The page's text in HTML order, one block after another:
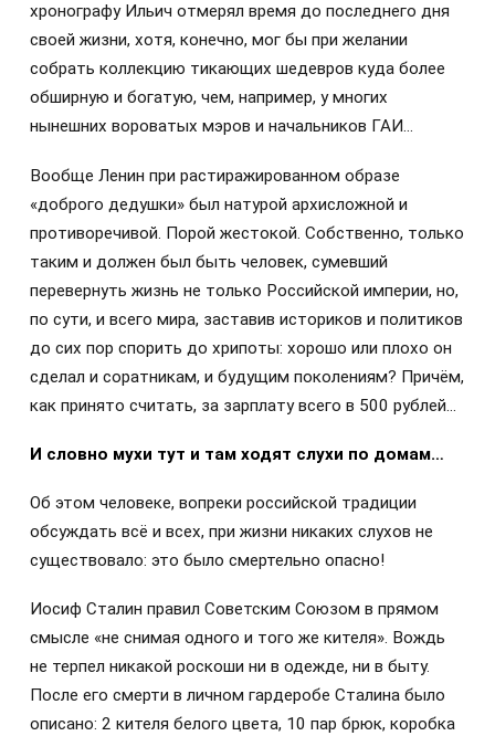
хронографу Ильич отмерял время до последнего дня
своей жизни, хотя, конечно, мог бы при желании
собрать коллекцию тикающих шедевров куда более
обширную и богатую, чем, например, у многих
нынешних вороватых мэров и начальников ГАИ…
Вообще Ленин при растиражированном образе
«доброго дедушки» был натурой архисложной и
противоречивой. Порой жестокой. Собственно, только
таким и должен был быть человек, сумевший
перевернуть жизнь не только Российской империи, но,
по сути, и всего мира, заставив историков и политиков
до сих пор спорить до хрипоты: хорошо или плохо он
сделал и соратникам, и будущим поколениям? Причём,
как принято считать, за зарплату всего в 500 рублей…
И словно мухи тут и там ходят слухи по домам…
Об этом человеке, вопреки российской традиции
обсуждать всё и всех, при жизни никаких слухов не
существовало: это было смертельно опасно!
Иосиф Сталин правил Советским Союзом в прямом
смысле «не снимая одного и того же кителя». Вождь
не терпел никакой роскоши ни в одежде, ни в быту.
После его смерти в личном гардеробе Сталина было
описано: 2 кителя белого цвета, 10 пар брюк, коробка